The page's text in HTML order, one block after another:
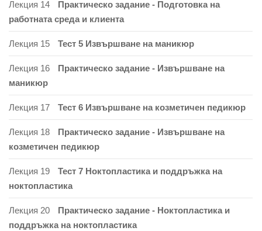
Лекция 14
Практическо задание - Подготовка на
работната среда и клиента
Лекция 15 Тест 5 Извършване на маникюр
Лекция 16
Практическо задание - Извършване на
маникюр
Лекция 17 Тест 6 Извършване на козметичен педикюр
Лекция 18
Практическо задание - Извършване на
козметичен педикюр
Лекция 19
Тест 7 Ноктопластика и поддръжка на
ноктопластика
Лекция 20
Практическо задание - Ноктопластика и
поддръжка на ноктопластика